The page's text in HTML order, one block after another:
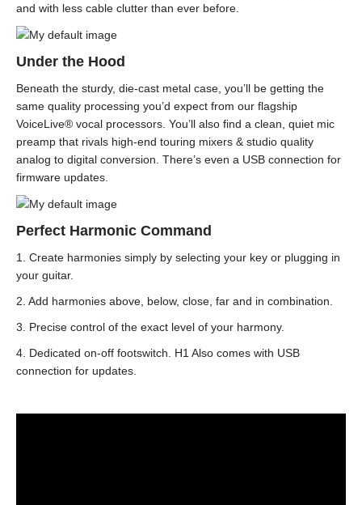
and with less cable clutter than ever before.
Under the Hood
Beneath the sturdy, die-cast metal case, you’ll be getting the
same quality processing you’d expect from our flagship
VoiceLive® vocal processors. You’ll also find a clean, quiet mic
preamp that rivals high-end touring mixers & studio quality
analog to digital conversion. There’s even a USB connection for
firmware updates.
Perfect Harmonic Command
1. Create harmonies simply by selecting your key or plugging in
your guitar.
2. Add harmonies above, below, close, far and in combination.
3. Precise control of the exact level of your harmony.
4. Dedicated on-off footswitch. H1 Also comes with USB
connection for updates.